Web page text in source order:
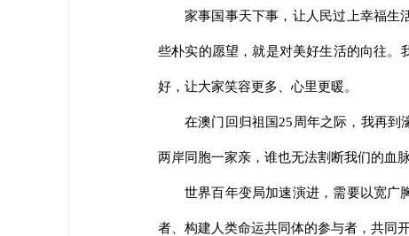
家事国事天下事，让人民过上幸福生
些朴实的愿望，就是对美好生活的向往。
好，让大家笑容更多、心里更暖。
在澳门回归祖国25周年之际，我再到
两岸同胞一家亲，谁也无法割断我们的血
世界百年变局加速演进，需要以宽广
者、构建人类命运共同体的参与者，共同